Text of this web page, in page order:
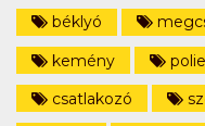
béklyó
kemény
csatlakozó